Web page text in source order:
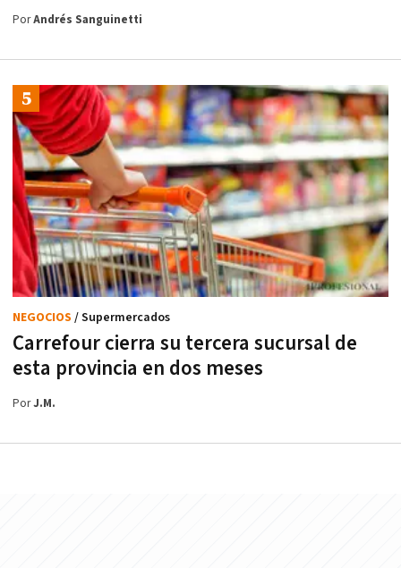
PorAndrés Sanguinetti
Carrefour cierra su tercera sucursal de
esta provincia en dos meses
NEGOCIOS / Supermercados
PorJ.M.